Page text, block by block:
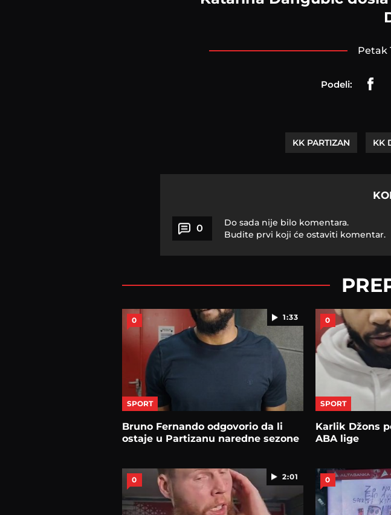
Podeli:
KK PARTIZAN KK
0
Do sada nije bilo komentara.
Budite prvi koji će ostaviti komentar.
1:33
0
SPORT
Bruno Fernando odgovorio da li
ostaje u Partizanu naredne sezone
0
SPORT
Karlik Džons
ABA lige
2:01
0 0